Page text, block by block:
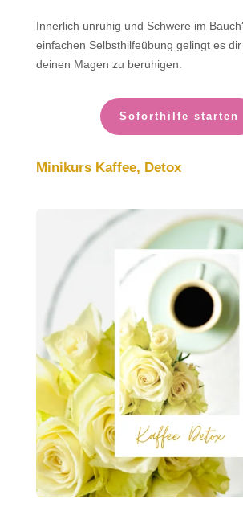
Innerlich unruhig und Schwere im
einfachen Selbsthilfeübung gelingt es
deinen Magen zu beruhigen.
Soforthilfe starten
Minikurs Kaffee, Detox